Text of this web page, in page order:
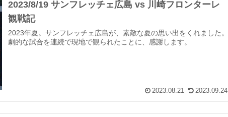
2023/8/19 サンフレッチェ広島 vs 川崎フロンターレ
観戦記
2023年夏。サンフレッチェ広島が、素敵な夏の思い出をくれました。
劇的な試合を連続で現地で観られたことに、感謝します。
2023.08.21 2023.09.24